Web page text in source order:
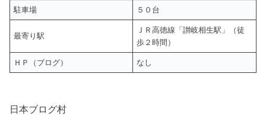
駐車場 ５０台
最寄り駅
ＪＲ高徳線「讃岐相生駅」（徒
歩２時間）
ＨＰ（ブログ） なし
日本ブログ村